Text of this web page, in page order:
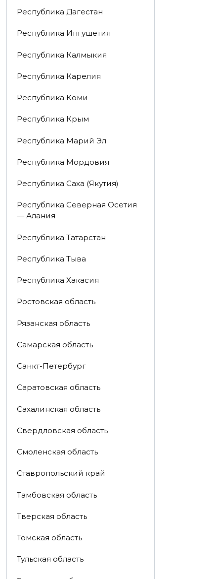
Республика Дагестан
Республика Ингушетия
Республика Калмыкия
Республика Карелия
Республика Коми
Республика Крым
Республика Марий Эл
Республика Мордовия
Республика Саха (Якутия)
Республика Северная Осетия
— Алания
Республика Татарстан
Республика Тыва
Республика Хакасия
Ростовская область
Рязанская область
Самарская область
Санкт-Петербург
Саратовская область
Сахалинская область
Свердловская область
Смоленская область
Ставропольский край
Тамбовская область
Тверская область
Томская область
Тульская область